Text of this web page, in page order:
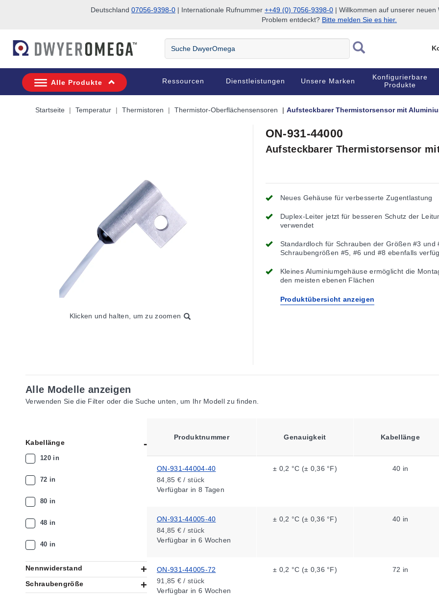
Deutschland 07056-9398-0 | Internationale Rufnummer ++49 (0) 7056-9398-0 | Willkommen auf unserer
Problem entdeckt? Bitte melden Sie es hier.
Suche
DwyerOmega
Alle Produkte Ressourcen Dienstleistungen Unsere Marken
Konfigurierbare
Produkte
Startseite Temperatur Thermistoren Thermistor-Oberflächensensoren Aufsteckbarer Thermistorsensor mit
Klicken und halten, um zu zoomen
ON-931-44000
Aufsteckbarer Thermistorsensor
Neues Gehäuse für verbesserte Zugentlastung
Duplex-Leiter jetzt für besseren Schutz der
verwendet
Standardloch für Schrauben der Größen #3 und
Schraubengrößen #5, #6 und #8 ebenfalls
Kleines Aluminiumgehäuse ermöglicht die
den meisten ebenen Flächen
Produktübersicht anzeigen
Alle Modelle anzeigen
Verwenden Sie die Filter oder die Suche unten, um Ihr Modell zu finden.
Kabellänge
120 in
72 in
80 in
48 in
40 in
Nennwiderstand
Schraubengröße
Produktnummer Genauigkeit Kabellänge
ON-931-44004-40
84,85 € / stück
Verfügbar in 8 Tagen
± 0,2 °C (± 0,36 °F) 40 in
ON-931-44005-40
84,85 € / stück
Verfügbar in 6 Wochen
± 0,2 °C (± 0,36 °F) 40 in
ON-931-44005-72
91,85 € / stück
Verfügbar in 6 Wochen
± 0,2 °C (± 0,36 °F) 72 in